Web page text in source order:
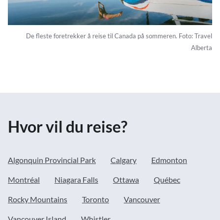
De fleste foretrekker å reise til Canada på sommeren. Foto: Travel
Alberta
Hvor vil du reise?
Algonquin Provincial Park Calgary Edmonton
Montréal Niagara Falls Ottawa Québec
Rocky Mountains Toronto Vancouver